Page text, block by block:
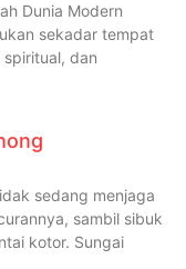
Dunia Modern
sekadar tempat
dan
sedang menjaga
sambil sibuk
kotor. Sungai